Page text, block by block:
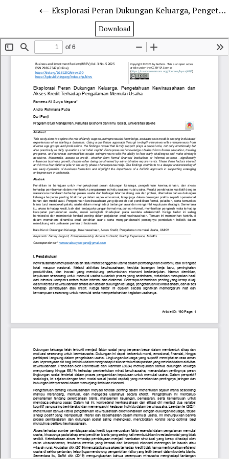
Eksplorasi Peran Dukungan Keluarga, Pengetahuan Kewirausahaan dan Akses Kredit Terhadap Pengalaman Memulai Usaha
Download